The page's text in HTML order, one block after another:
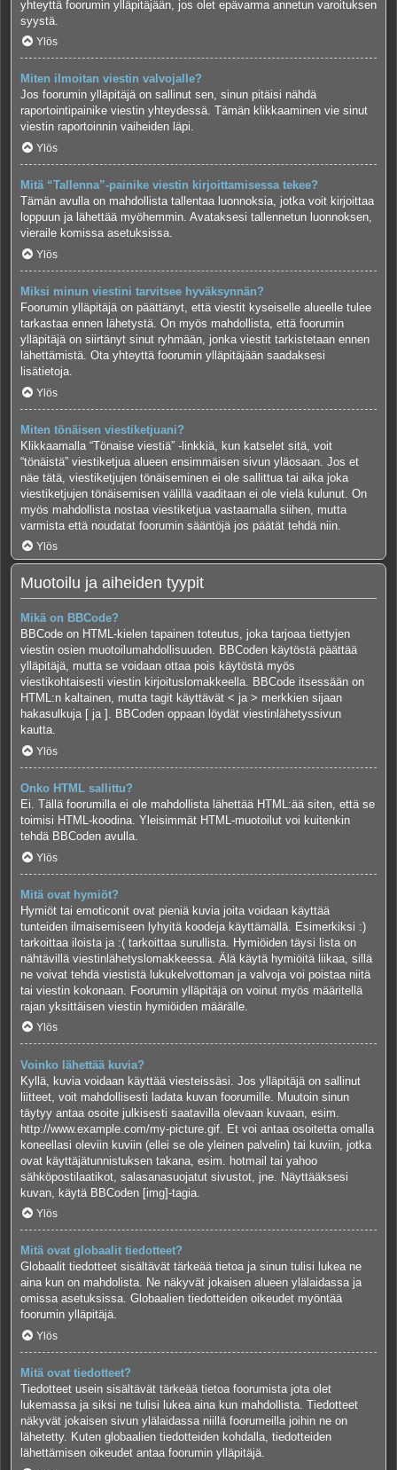
yhteyttä foorumin ylläpitäjään, jos olet epävarma annetun varoituksen
syystä.
Ylös
Miten ilmoitan viestin valvojalle?
Jos foorumin ylläpitäjä on sallinut sen, sinun pitäisi nähdä
raportointipainike viestin yhteydessä. Tämän klikkaaminen vie sinut
viestin raportoinnin vaiheiden läpi.
Ylös
Mitä “Tallenna”-painike viestin kirjoittamisessa tekee?
Tämän avulla on mahdollista tallentaa luonnoksia, jotka voit kirjoittaa
loppuun ja lähettää myöhemmin. Avataksesi tallennetun luonnoksen,
vieraile komissa asetuksissa.
Ylös
Miksi minun viestini tarvitsee hyväksynnän?
Foorumin ylläpitäjä on päättänyt, että viestit kyseiselle alueelle tulee
tarkastaa ennen lähetystä. On myös mahdollista, että foorumin
ylläpitäjä on siirtänyt sinut ryhmään, jonka viestit tarkistetaan ennen
lähettämistä. Ota yhteyttä foorumin ylläpitäjään saadaksesi
lisätietoja.
Ylös
Miten tönäisen viestiketjuani?
Klikkaamalla “Tönaise viestiä” -linkkiä, kun katselet sitä, voit
“tönäistä” viestiketjua alueen ensimmäisen sivun yläosaan. Jos et
näe tätä, viestiketjujen tönäiseminen ei ole sallittua tai aika joka
viestiketjujen tönäisemisen välillä vaaditaan ei ole vielä kulunut. On
myös mahdollista nostaa viestiketjua vastaamalla siihen, mutta
varmista että noudatat foorumin sääntöjä jos päätät tehdä niin.
Ylös
Muotoilu ja aiheiden tyypit
Mikä on BBCode?
BBCode on HTML-kielen tapainen toteutus, joka tarjoaa tiettyjen
viestin osien muotoilumahdollisuuden. BBCoden käytöstä päättää
ylläpitäjä, mutta se voidaan ottaa pois käytöstä myös
viestikohtaisesti viestin kirjoituslomakkeella. BBCode itsessään on
HTML:n kaltainen, mutta tagit käyttävät < ja > merkkien sijaan
hakasulkuja [ ja ]. BBCoden oppaan löydät viestinlähetyssivun
kautta.
Ylös
Onko HTML sallittu?
Ei. Tällä foorumilla ei ole mahdollista lähettää HTML:ää siten, että se
toimisi HTML-koodina. Yleisimmät HTML-muotoilut voi kuitenkin
tehdä BBCoden avulla.
Ylös
Mitä ovat hymiöt?
Hymiöt tai emoticonit ovat pieniä kuvia joita voidaan käyttää
tunteiden ilmaisemiseen lyhyitä koodeja käyttämällä. Esimerkiksi :)
tarkoittaa iloista ja :( tarkoittaa surullista. Hymiöiden täysi lista on
nähtävillä viestinlähetyslomakkeessa. Älä käytä hymiöitä liikaa, sillä
ne voivat tehdä viestistä lukukelvottoman ja valvoja voi poistaa niitä
tai viestin kokonaan. Foorumin ylläpitäjä on voinut myös määritellä
rajan yksittäisen viestin hymiöiden määrälle.
Ylös
Voinko lähettää kuvia?
Kyllä, kuvia voidaan käyttää viesteissäsi. Jos ylläpitäjä on sallinut
liitteet, voit mahdollisesti ladata kuvan foorumille. Muutoin sinun
täytyy antaa osoite julkisesti saatavilla olevaan kuvaan, esim.
http://www.example.com/my-picture.gif. Et voi antaa osoitetta omalla
koneellasi oleviin kuviin (ellei se ole yleinen palvelin) tai kuviin, jotka
ovat käyttäjätunnistuksen takana, esim. hotmail tai yahoo
sähköpostilaatikot, salasanasuojatut sivustot, jne. Näyttääksesi
kuvan, käytä BBCoden [img]-tagia.
Ylös
Mitä ovat globaalit tiedotteet?
Globaalit tiedotteet sisältävät tärkeää tietoa ja sinun tulisi lukea ne
aina kun on mahdolista. Ne näkyvät jokaisen alueen ylälaidassa ja
omissa asetuksissa. Globaalien tiedotteiden oikeudet myöntää
foorumin ylläpitäjä.
Ylös
Mitä ovat tiedotteet?
Tiedotteet usein sisältävät tärkeää tietoa foorumista jota olet
lukemassa ja siksi ne tulisi lukea aina kun mahdollista. Tiedotteet
näkyvät jokaisen sivun ylälaidassa niillä foorumeilla joihin ne on
lähetetty. Kuten globaalien tiedotteiden kohdalla, tiedotteiden
lähettämisen oikeudet antaa foorumin ylläpitäjä.